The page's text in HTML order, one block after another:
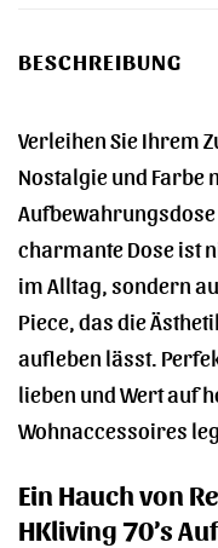
BESCHREIBUNG
Verleihen Sie Ihrem
Nostalgie und Farbe
charmante Dose ist
im Alltag, sondern
Piece, das die
aufleben lässt.
lieben und Wert auf
Wohnaccessoires
Ein Hauch von
HKliving 70’s